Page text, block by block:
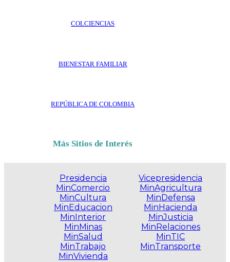
COLCIENCIAS
BIENESTAR FAMILIAR
REPÚBLICA DE COLOMBIA
Más Sitios de Interés
Presidencia
MinComercio
MinCultura
MinEducacion
MinInterior
MinMinas
MinSalud
MinTrabajo
MinVivienda
Vicepresidencia
MinAgricultura
MinDefensa
MinHacienda
MinJusticia
MinRelaciones
MinTIC
MinTransporte